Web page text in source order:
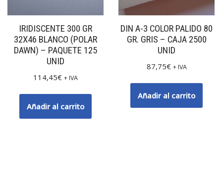
IRIDISCENTE 300 GR
32X46 BLANCO (POLAR
DAWN) – PAQUETE 125
UNID
114,45€ + IVA
Añadir al carrito
DIN A-3 COLOR PALIDO 80
GR. GRIS – CAJA 2500
UNID
87,75€ + IVA
Añadir al carrito